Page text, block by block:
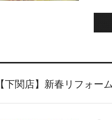
【下関店】新春リフォー